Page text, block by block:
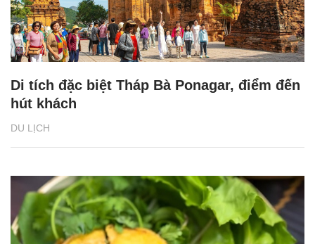
DU LỊCH
Di tích đặc biệt Tháp Bà Ponagar, điểm đến
hút khách